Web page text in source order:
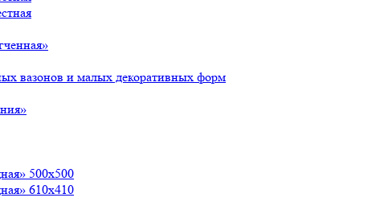
вазонов и малых декоративных форм
500х500
610х410